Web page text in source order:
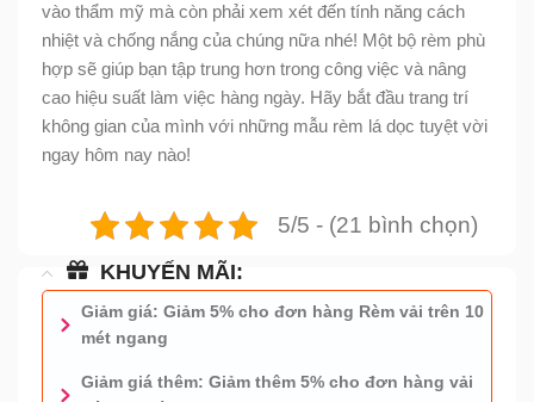
vào thẩm mỹ mà còn phải xem xét đến tính năng cách
nhiệt và chống nắng của chúng nữa nhé! Một bộ rèm phù
hợp sẽ giúp bạn tập trung hơn trong công việc và nâng
cao hiệu suất làm việc hàng ngày. Hãy bắt đầu trang trí
không gian của mình với những mẫu rèm lá dọc tuyệt vời
ngay hôm nay nào!
5/5 - (21 bình chọn)
KHUYẾN MÃI:
Giảm giá: Giảm 5% cho đơn hàng Rèm vải trên 10
mét ngang
Giảm giá thêm: Giảm thêm 5% cho đơn hàng vải